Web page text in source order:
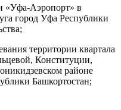
«Уфа-Аэропорт» в
город Уфа Республики
территории квартала
Конституции,
районе
Башкортостан;